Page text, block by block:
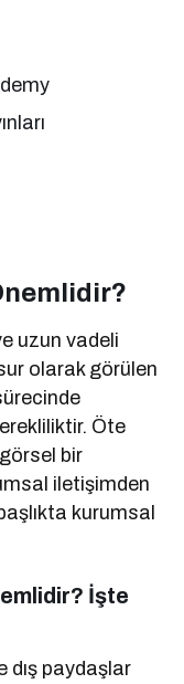
uzun vadeli
olarak görülen
Öte
bir
iletişimden
kurumsal
İşte
dış paydaşlar